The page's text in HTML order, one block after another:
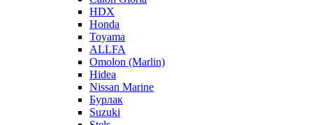
HDX
Honda
Toyama
ALLFA
Omolon (Marlin)
Hidea
Nissan Marine
Бурлак
Suzuki